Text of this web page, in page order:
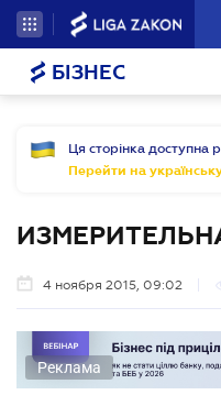
БІЗНЕС
Ця сторінка доступна
Перейти на
4 ноября 2015, 09:02
Реклама